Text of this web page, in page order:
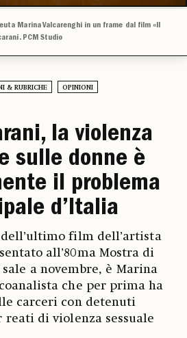
Marina Valcarenghi in un frame dal film «Il
PCM Studio
& RUBRICHE OPINIONI
la violenza
sulle donne è
il problema
d’Italia
film dell’artista
all’80ma Mostra di
a novembre, è Marina
che per prima ha
carceri con detenuti
reati di violenza sessuale